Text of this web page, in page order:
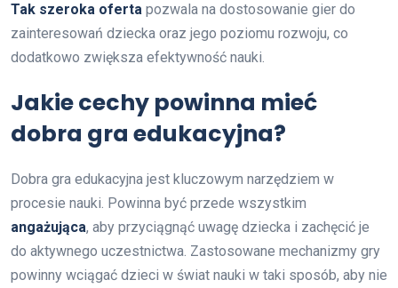
Tak szeroka oferta pozwala na dostosowanie gier do
zainteresowań dziecka oraz jego poziomu rozwoju, co
dodatkowo zwiększa efektywność nauki.
Jakie cechy powinna mieć
dobra gra edukacyjna?
Dobra gra edukacyjna jest kluczowym narzędziem w
procesie nauki. Powinna być przede wszystkim
angażująca, aby przyciągnąć uwagę dziecka i zachęcić je
do aktywnego uczestnictwa. Zastosowane mechanizmy gry
powinny wciągać dzieci w świat nauki w taki sposób, aby nie